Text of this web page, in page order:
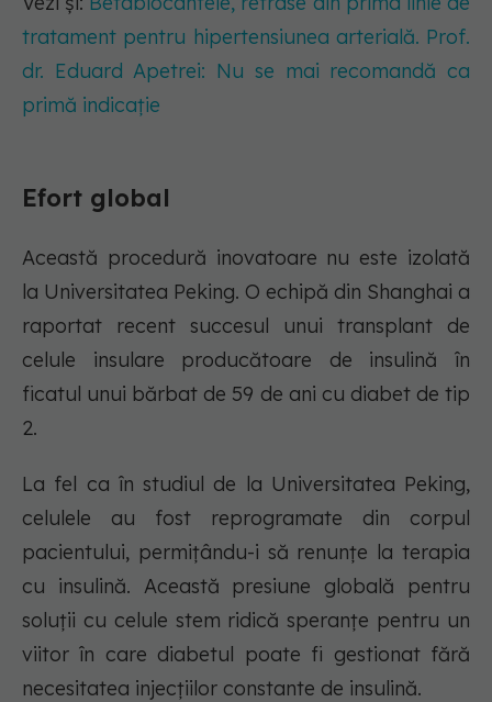
tratament pentru hipertensiunea arterială. Prof.
dr. Eduard Apetrei: Nu se mai recomandă ca
primă indicație
Efort global
Această procedură inovatoare nu este izolată
la Universitatea Peking. O echipă din Shanghai a
raportat recent succesul unui transplant de
celule insulare producătoare de insulină în
ficatul unui bărbat de 59 de ani cu diabet de tip
2.
La fel ca în studiul de la Universitatea Peking,
celulele au fost reprogramate din corpul
pacientului, permițându-i să renunțe la terapia
cu insulină. Această presiune globală pentru
soluții cu celule stem ridică speranțe pentru un
viitor în care diabetul poate fi gestionat fără
necesitatea injecțiilor constante de insulină.